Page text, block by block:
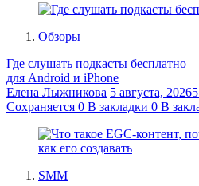
Обзоры
Где слушать подкасты
для Android и iPhone
Елена Лыжникова 5 августа, 2026
Сохраняется 0 В закладки 0 В
SMM